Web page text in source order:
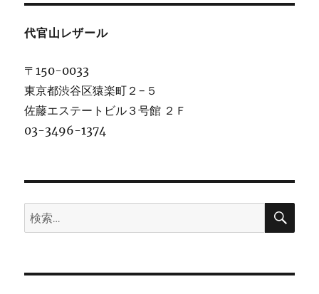
代官山レザール
〒150-0033
東京都渋谷区猿楽町２−５
佐藤エステートビル３号館 ２Ｆ
03-3496-1374
検
索:
検